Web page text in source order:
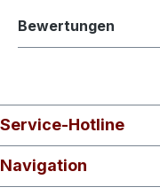
Bewertungen
Service-Hotline
Navigation